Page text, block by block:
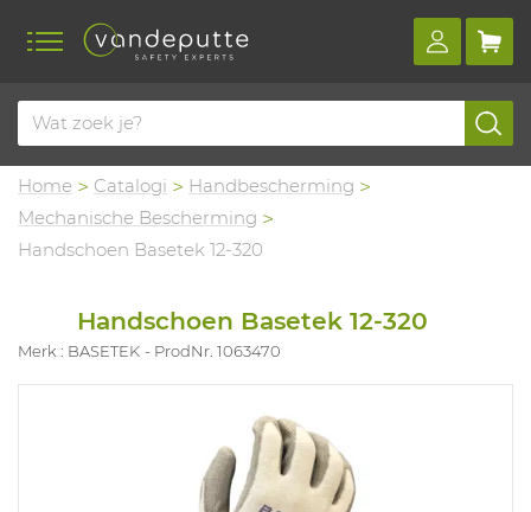
Home Catalogi
Handbescherming
Mechanische Bescherming
Handschoen Basetek 12-320
Handschoen Basetek 12-320
Merk : BASETEK ProdNr. 1063470